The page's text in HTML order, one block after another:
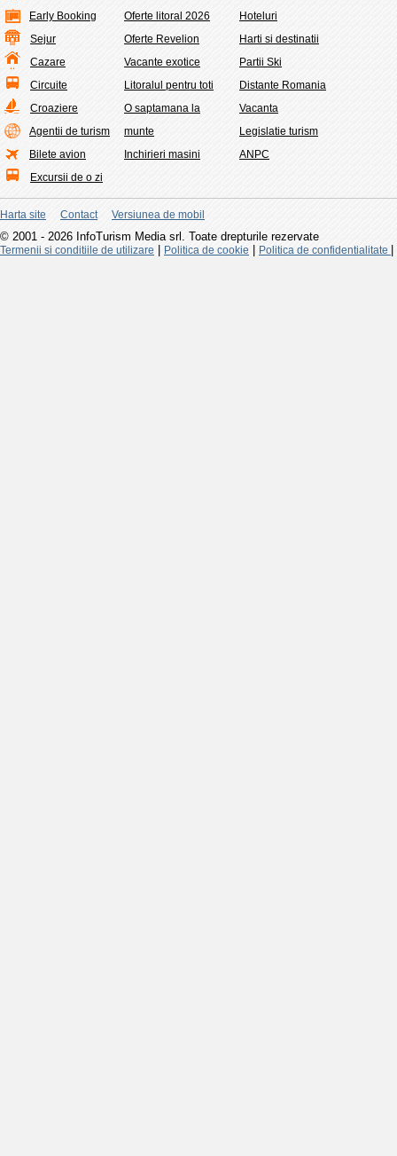
Early Booking
Sejur
Cazare
Circuite
Croaziere
Agentii de turism
Bilete avion
Excursii de o zi
Oferte litoral 2026
Oferte Revelion
Vacante exotice
Litoralul pentru toti
O saptamana la
munte
Inchirieri masini
Hoteluri
Harti si destinatii
Partii Ski
Distante Romania
Vacanta
Legislatie turism
ANPC
Harta site Contact Versiunea de mobil
© 2001 - 2026 InfoTurism Media srl. Toate drepturile rezervate
Termenii si conditiile de utilizare Politica de cookie Politica de confidentialitate